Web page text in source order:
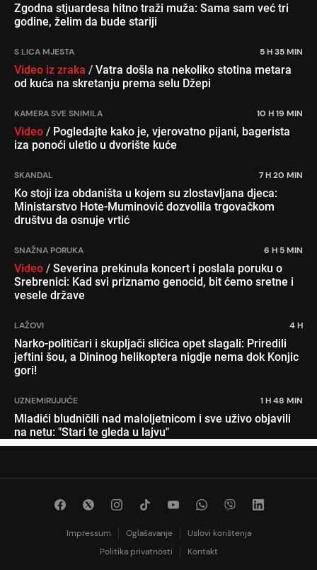
Zgodna stjuardesa hitno traži muža: Sama sam već tri
godine, želim da bude stariji
S LICA MJESTA 5 H 35 MIN
Video iz zraka / Vatra došla na nekoliko stotina metara
od kuća na skretanju prema selu Džepi
KAMERA SVE SNIMILA 10 H 19 MIN
Video / Pogledajte kako je, vjerovatno pijani, bagerista
iza ponoći uletio u dvorište kuće
SKANDAL 7 H 20 MIN
Ko stoji iza obdaništa u kojem su zlostavljana djeca:
Ministarstvo Hote-Muminović dozvolila trgovačkom
društvu da osnuje vrtić
SNAŽNA PORUKA 6 H 5 MIN
Video / Severina prekinula koncert i poslala poruku o
Srebrenici: Kad svi priznamo genocid, bit ćemo sretne i
vesele države
LAŽOVI 4 H
Narko-političari i skupljači sličica opet slagali: Priredili
jeftini šou, a Dininog helikoptera nigdje nema dok Konjic
gori!
UZNEMIRUJUĆE 1 H 48 MIN
Mladići bludničili nad maloljetnicom i sve uživo objavili
na netu: "Stari te gleda u lajvu"
Impressum Oglašavanje
Uslovi korištenja
Politika privatnosti
Kontakt